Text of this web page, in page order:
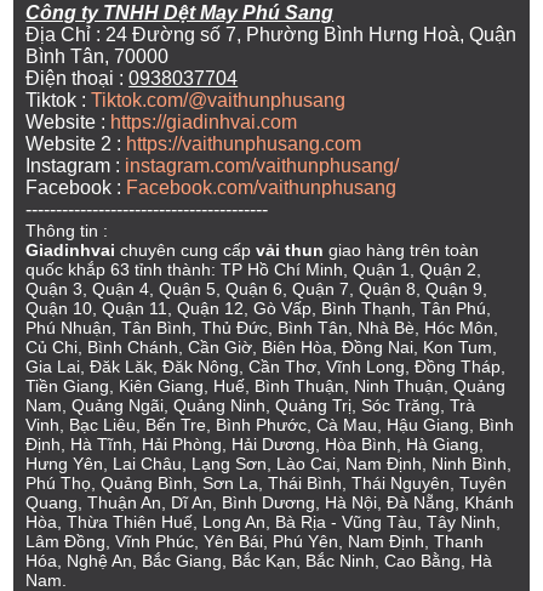
Công ty TNHH Dệt May Phú Sang
Địa Chỉ : 24 Đường số 7, Phường Bình Hưng Hoà, Quận
Bình Tân, 70000
Điện thoại :0938037704
Tiktok :Tiktok.com/@vaithunphusang
Website : https://giadinhvai.com
Website 2 : https://vaithunphusang.com
Instagram : instagram.com/vaithunphusang/
Facebook : Facebook.com/vaithunphusang
----------------------------------------
Thông tin :
Giadinhvai chuyên cung cấpvải thun giao hàng trên toàn
quốc khắp 63 tỉnh thành: TP Hồ Chí Minh, Quận 1, Quận 2,
Quận 3, Quận 4, Quận 5, Quận 6, Quận 7, Quận 8, Quận 9,
Quận 10, Quận 11, Quận 12, Gò Vấp, Bình Thạnh, Tân Phú,
Phú Nhuận, Tân Bình, Thủ Đức, Bình Tân, Nhà Bè, Hóc Môn,
Củ Chi, Bình Chánh, Cần Giờ, Biên Hòa, Đồng Nai, Kon Tum,
Gia Lai, Đăk Lăk, Đăk Nông, Cần Thơ, Vĩnh Long, Đồng Tháp,
Tiền Giang, Kiên Giang, Huế, Bình Thuận, Ninh Thuận, Quảng
Nam, Quảng Ngãi, Quảng Ninh, Quảng Trị, Sóc Trăng, Trà
Vinh, Bạc Liêu, Bến Tre, Bình Phước, Cà Mau, Hậu Giang, Bình
Định, Hà Tĩnh, Hải Phòng, Hải Dương, Hòa Bình, Hà Giang,
Hưng Yên, Lai Châu, Lạng Sơn, Lào Cai, Nam Định, Ninh Bình,
Phú Thọ, Quảng Bình, Sơn La, Thái Bình, Thái Nguyên, Tuyên
Quang, Thuận An, Dĩ An, Bình Dương, Hà Nội, Đà Nẵng, Khánh
Hòa, Thừa Thiên Huế, Long An, Bà Rịa - Vũng Tàu, Tây Ninh,
Lâm Đồng, Vĩnh Phúc, Yên Bái, Phú Yên, Nam Định, Thanh
Hóa, Nghệ An, Bắc Giang, Bắc Kạn, Bắc Ninh, Cao Bằng, Hà
Nam.